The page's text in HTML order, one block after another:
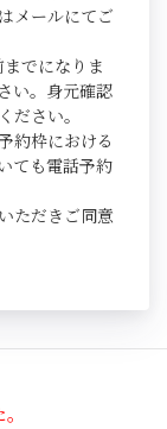
メールにてご
でになりま
い。身元確認
ださい。
約枠における
ても電話予約
ただきご同意